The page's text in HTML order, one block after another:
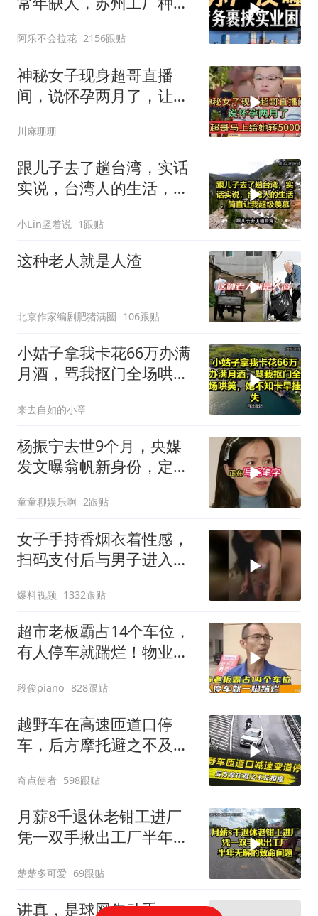
阿乐不会拉花 2156跟贴
神秘女子现身超哥直播
间，说怀孕两月了，让超
川麻珊珊
跟儿子去了趟台湾，实话
实说，台湾人的生活，简
小Lin竖着说 1跟贴
这种老人就是人渣
北京作家编剧肥猪满圈 106跟贴
小姑子拿我卡花66万办满
月酒，骂我抠门全场哄
来去自如的小章
杨振宁去世9个月，央媒
发文曝翁帆新身份，定居
童童聊娱乐啊 2跟贴
女子手持香烟衣着性感，
扫码支付后与男子进入昏
爆料视频 1332跟贴
超市老板霸占14个车位，
有人停车就踹烂！物业表
段俊piano 828跟贴
越野车在高速匝道口停
车，后方摩托避之不及相
奇点使者 598跟贴
月薪8千退休老钳工进厂
凭一双手揪出工厂半年无
楚楚多可爱 69跟贴
讲真，是球网先动手